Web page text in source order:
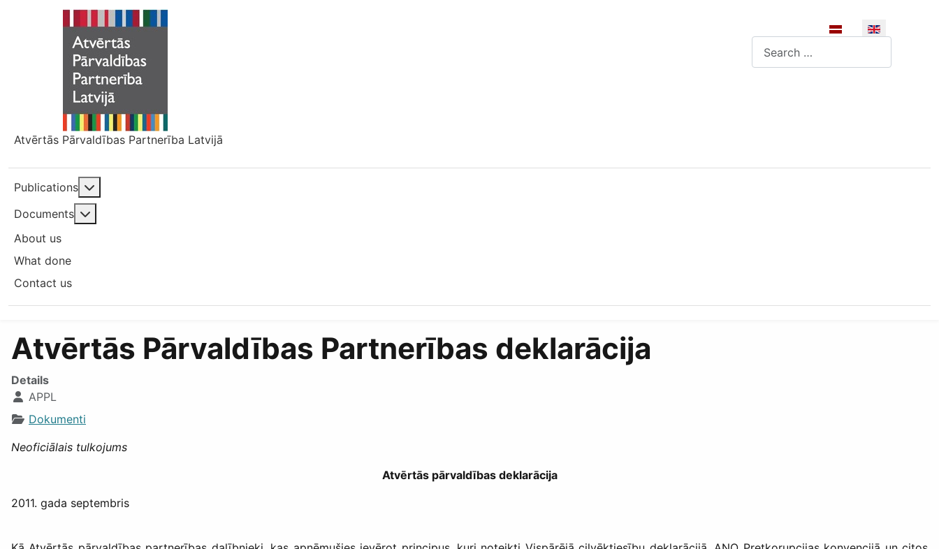
Atvērtās Pārvaldības Partnerība Latvijā
Select your language
Publications
Documents
About us
What done
Contact us
Atvērtās Pārvaldības Partnerības deklarācija
Details
APPL
Dokumenti
Neoficiālais tulkojums
Atvērtās pārvaldības deklarācija
2011. gada septembris